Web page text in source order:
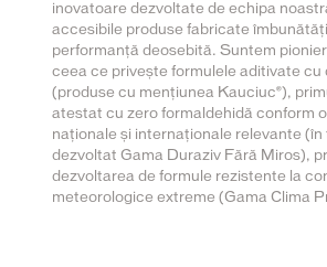
inovatoare dezvoltate de echipa
accesibile produse fabricate
performanță deosebită. Suntem
ceea ce privește formulele aditivate
(produse cu mențiunea Kauciuc®),
atestat cu zero formaldehidă conform
naționale și internaționale relevante (în
dezvoltat Gama Duraziv Fără Miros),
dezvoltarea de formule rezistente la
meteorologice extreme (Gama Clima